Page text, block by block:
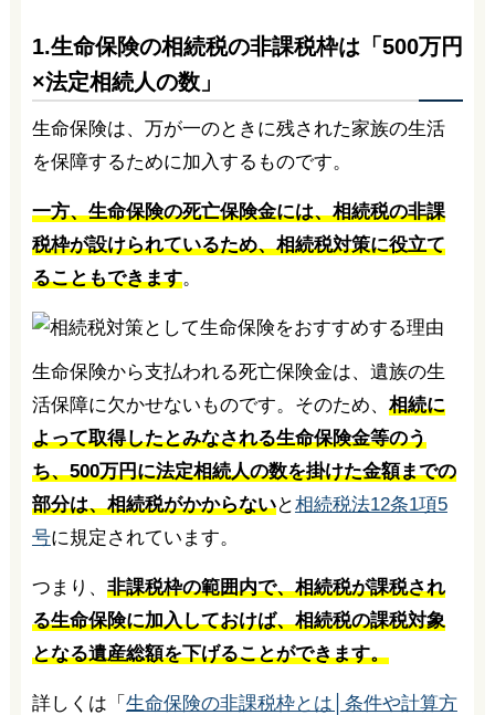
1.生命保険の相続税の非課税枠は「500万円
×法定相続人の数」
生命保険は、万が一のときに残された家族の生活
を保障するために加入するものです。
一方、生命保険の死亡保険金には、相続税の非課
税枠が設けられているため、相続税対策に役立て
ることもできます。
生命保険から支払われる死亡保険金は、遺族の生
活保障に欠かせないものです。そのため、 相続に
よって取得したとみなされる生命保険金等のう
ち、500万円に法定相続人の数を掛けた金額までの
部分は、相続税がかからないと相続税法12条1項5
号に規定されています。
つまり、 非課税枠の範囲内で、相続税が課税され
る生命保険に加入しておけば、相続税の課税対象
となる遺産総額を下げることができます。
詳しくは「 生命保険の非課税枠とは│条件や計算方